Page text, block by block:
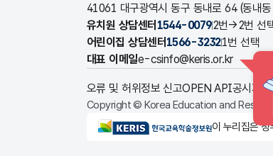
41061 대구광역시 동구 동내로 64 (동내
유치원 상담센터 1544-00792번→2번 선
어린이집 상담센터 1566-32321번 선택
대표 이메일e-csinfo@keris.or.kr
오류 및 허위정보 신고OPEN API공시자
Copyright © Korea Education and
KERIS한국교육학술정보원이 누리집은